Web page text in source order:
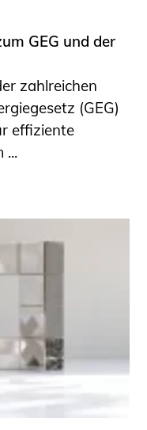
und
IK-Bau
Praxis-
GEG und der
zahlreichen
(GEG)
effiziente
...